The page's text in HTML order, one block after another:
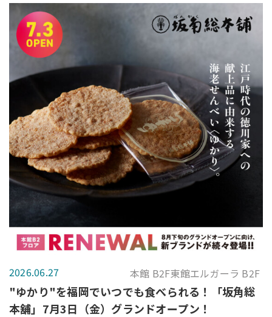
2026.06.27 本館 B2F東館エルガーラ B2F
"ゆかり"を福岡でいつでも食べられる！「坂角総
本舖」7月3日（金）グランドオープン！